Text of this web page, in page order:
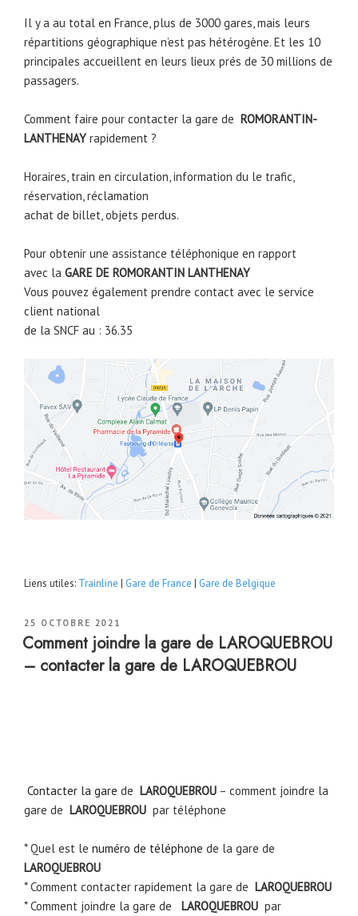
Il y a au total en France, plus de 3000 gares, mais leurs
répartitions géographique n’est pas hétérogène. Et les 10
principales accueillent en leurs lieux prés de 30 millions de
passagers.
Comment faire pour contacter la gare de ROMORANTIN-
LANTHENAY rapidement ?
Horaires, train en circulation, information du le trafic,
réservation, réclamation
achat de billet, objets perdus.
Pour obtenir une assistance téléphonique en rapport
avec la GARE DE ROMORANTIN LANTHENAY
Vous pouvez également prendre contact avec le service
client national
de la SNCF au : 36.35
Liens utiles: Trainline | Gare de France | Gare de Belgique
PUBLIÉ
LE
25 OCTOBRE 2021
Comment joindre la gare de LAROQUEBROU
– contacter la gare de LAROQUEBROU
Contacter la gare de LAROQUEBROU – comment joindre la
gare de LAROQUEBROU par téléphone
* Quel est le numéro de téléphone de la gare de
LAROQUEBROU
* Comment contacter rapidement la gare de LAROQUEBROU
* Comment joindre la gare de
LAROQUEBROU par